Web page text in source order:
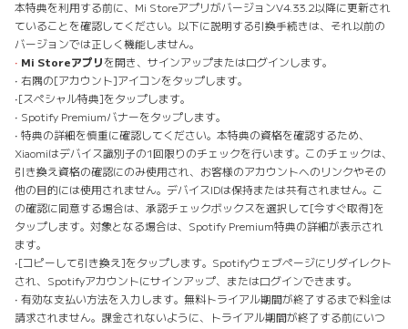
本特典を利用する前に、Mi StoreアプリがバージョンV4.33.2以降に更新され
ていることを確認してください。以下に説明する引換手続きは、それ以前の
バージョンでは正しく機能しません。
• Mi Storeアプリ を開き、サインアップまたはログインします。
• 右隅の［アカウント］アイコンをタップします。
•［スペシャル特典］をタップします。
• Spotify Premiumバナーをタップします。
• 特典の詳細を慎重に確認してください。本特典の資格を確認するため、
Xiaomiはデバイス識別子の1回限りのチェックを行います。このチェックは、
引き換え資格の確認にのみ使用され、お客様のアカウントへのリンクやその
他の目的には使用されません。デバイスIDは保持または共有されません。こ
の確認に同意する場合は、承認チェックボックスを選択して［今すぐ取得］を
タップします。対象となる場合は、Spotify Premium特典の詳細が表示され
ます。
•［コピーして引き換え］をタップします。Spotifyウェブページにリダイレクト
され、Spotifyアカウントにサインアップ、またはログインできます。
• 有効な支払い方法を入力します。無料トライアル期間が終了するまで料金は
請求されません。課金されないように、トライアル期間が終了する前にいつ